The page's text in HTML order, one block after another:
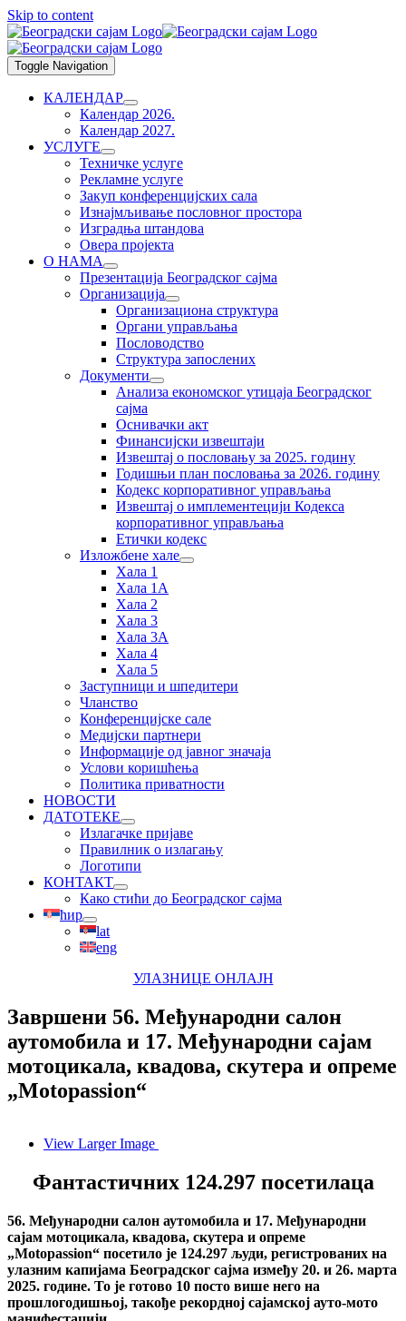
Skip to content
Toggle Navigation
КАЛЕНДАР
Календар 2026.
Календар 2027.
УСЛУГЕ
Техничке услуге
Рекламне услуге
Закуп конференцијских сала
Изнајмљивање пословног простора
Изградња штандова
Овера пројекта
О НАМА
Презентација Београдског сајма
Организација
Организациона структура
Органи управљања
Пословодство
Структура запослених
Документи
Анализа економског утицаја Београдског
сајма
Оснивачки акт
Финансијски извештаји
Извештај о пословању за 2025. годину
Годишњи план пословања за 2026. годину
Кодекс корпоративног управљања
Извештај о имплементецији Кодекса
корпоративног управљања
Етички кодекс
Изложбене хале
Хала 1
Хала 1А
Хала 2
Хала 3
Хала 3А
Хала 4
Хала 5
Заступници и шпедитери
Чланство
Конференцијске сале
Медијски партнери
Информације од јавног значаја
Услови коришћења
Политика приватности
НОВОСТИ
ДАТОТЕКЕ
Излагачке пријаве
Правилник о излагању
Логотипи
КОНТАКТ
Како стићи до Београдског сајма
ћир
lat
eng
УЛАЗНИЦЕ ОНЛАЈН
Завршени 56. Међународни салон
аутомобила и 17. Међународни сајам
мотоцикала, квадова, скутера и опреме
„Motopassion“
View Larger Image
Фантастичних 124.297 посетилаца
56. Међународни салон аутомобила и 17. Међународни
сајам мотоцикала, квадова, скутера и опреме
„Motopassion“ посетило је 124.297 људи, регистрованих на
улазним капијама Београдског сајма између 20. и 26. марта
2025. године. То је готово 10 посто више него на
прошлогодишњој, такође рекордној сајамској ауто-мото